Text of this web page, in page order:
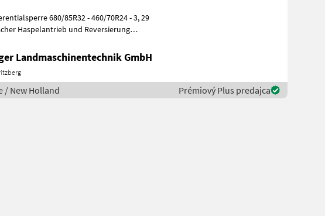
680/85R32 - 460/70R24 - 3, 29
Haspelantrieb und Reversierung
Landmaschinentechnik GmbH
/ New Holland Prémiový Plus predajca